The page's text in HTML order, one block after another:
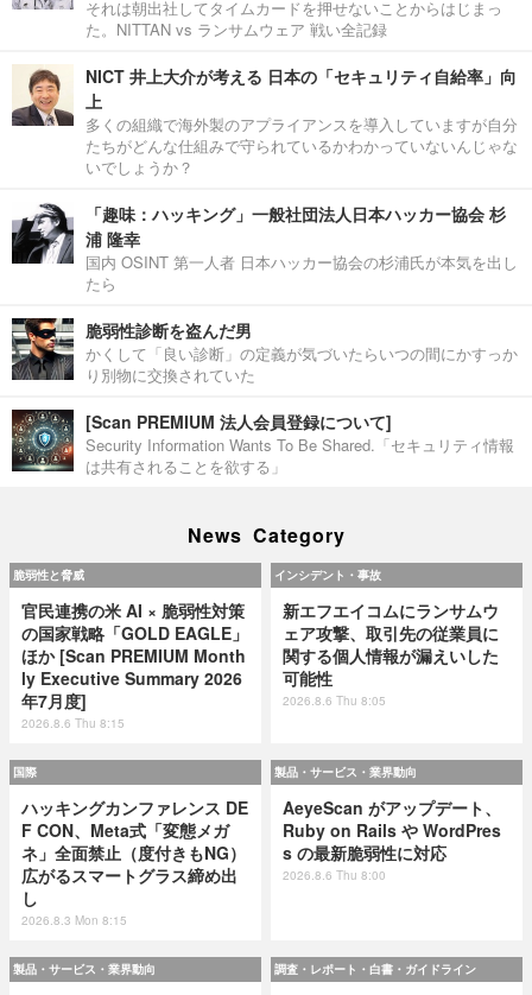
それは朝出社してタイムカードを押せないことからはじまっ
た。NITTAN vs ランサムウェア 戦い全記録
NICT 井上大介が考える 日本の「セキュリティ自給率」向
上
多くの組織で海外製のアプライアンスを導入していますが自分
たちがどんな仕組みで守られているかわかっていないんじゃな
いでしょうか？
「趣味：ハッキング」一般社団法人日本ハッカー協会 杉
浦 隆幸
国内 OSINT 第一人者 日本ハッカー協会の杉浦氏が本気を出し
たら
脆弱性診断を盗んだ男
かくして「良い診断」の定義が気づいたらいつの間にかすっか
り別物に交換されていた
[Scan PREMIUM 法人会員登録について]
Security Information Wants To Be Shared.「セキュリティ情報
は共有されることを欲する」
News Category
脆弱性と脅威
官民連携の米 AI × 脆弱性対策
の国家戦略「GOLD EAGLE」
ほか [Scan PREMIUM Month
ly Executive Summary 2026
年7月度]
2026.8.6 Thu 8:15
インシデント・事故
新エフエイコムにランサムウ
ェア攻撃、取引先の従業員に
関する個人情報が漏えいした
可能性
2026.8.6 Thu 8:05
国際
ハッキングカンファレンス DE
F CON、Meta式「変態メガ
ネ」全面禁止（度付きもNG）
広がるスマートグラス締め出
し
2026.8.3 Mon 8:15
製品・サービス・業界動向
AeyeScan がアップデート、
Ruby on Rails や WordPres
s の最新脆弱性に対応
2026.8.6 Thu 8:00
製品・サービス・業界動向 調査・レポート・白書・ガイドライン